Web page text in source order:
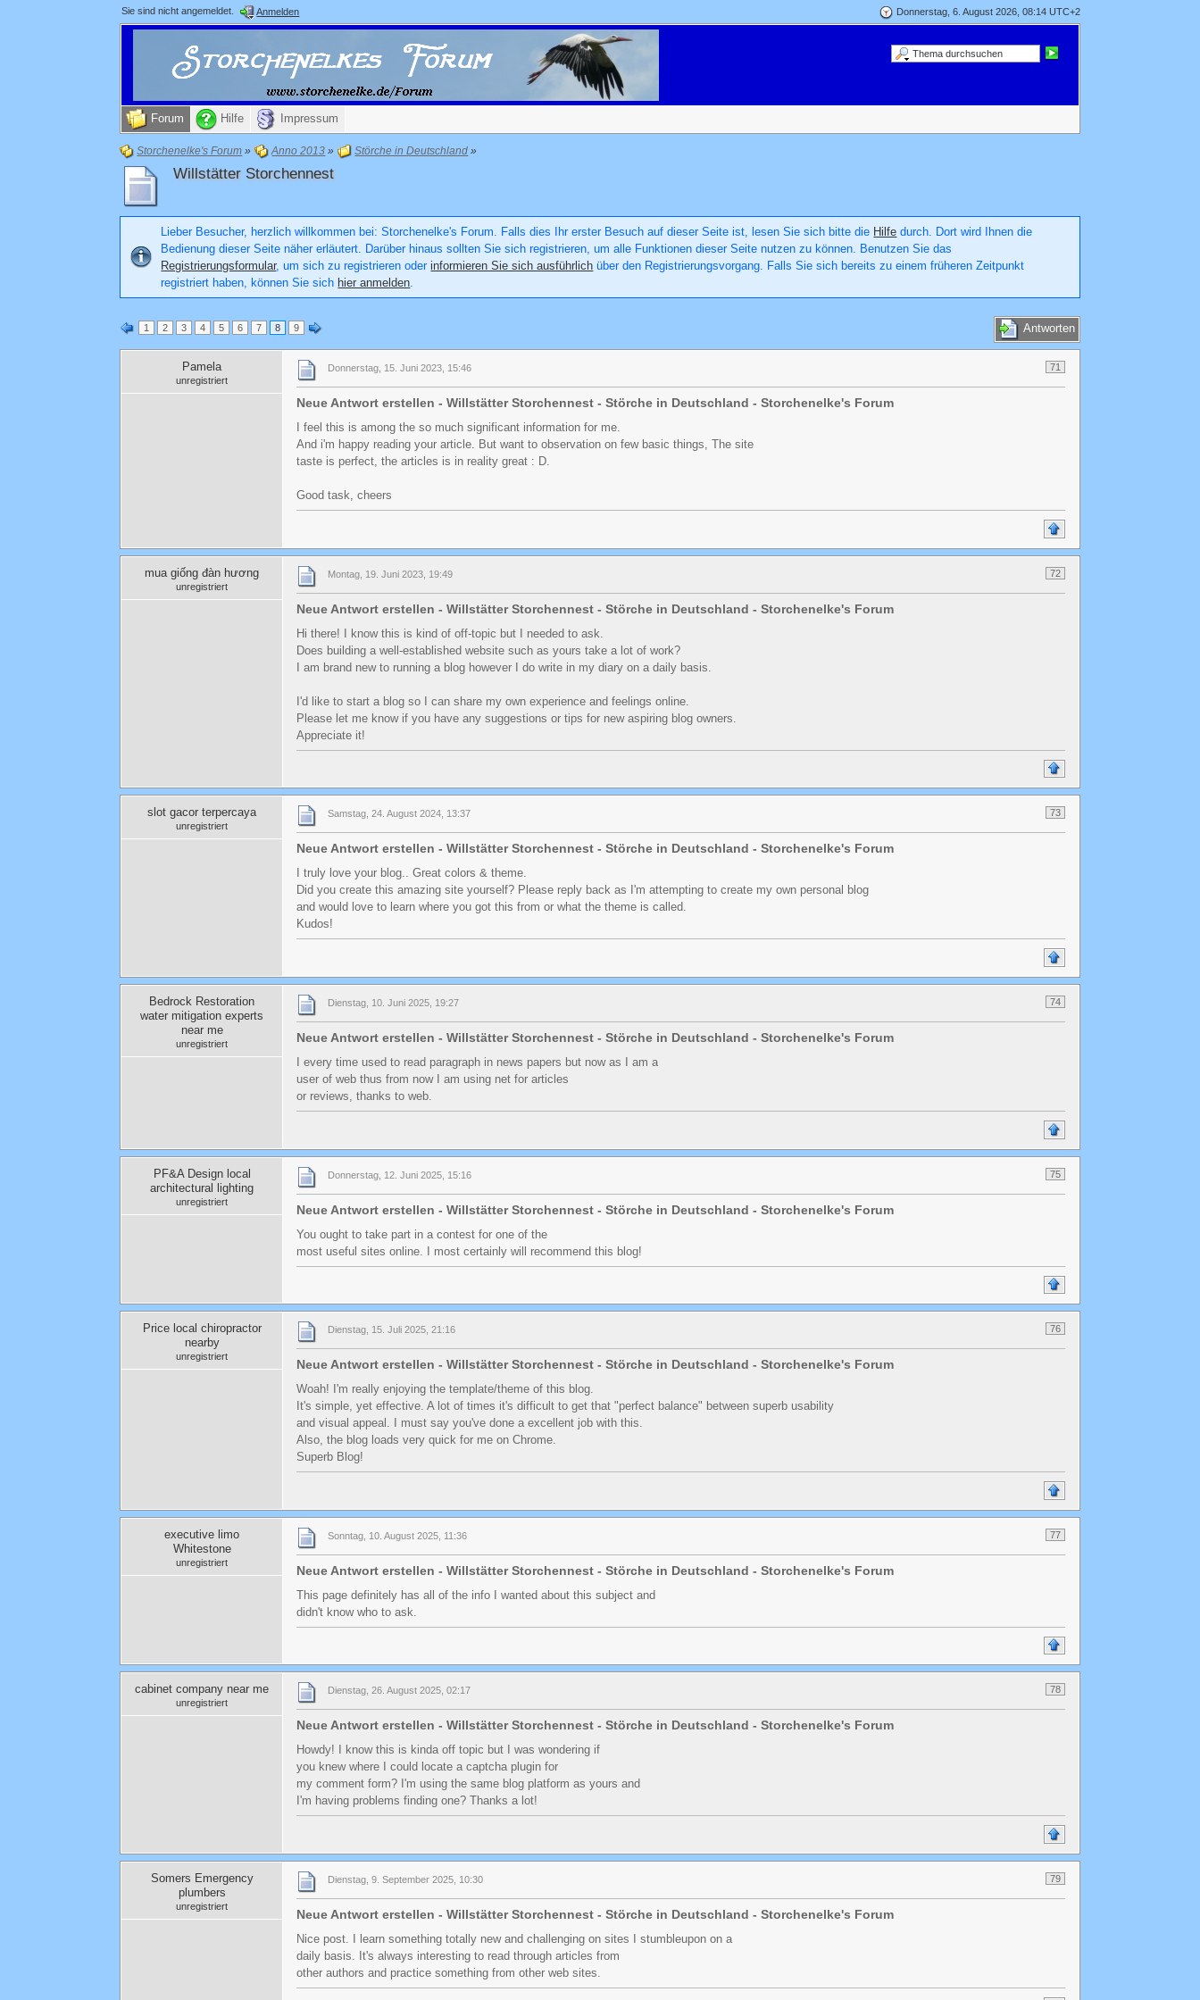
Donnerstag, 6. August 2026, 08:14 UTC+2
Sie sind nicht angemeldet. Anmelden
Forum Hilfe Impressum
Storchenelke's Forum » Anno 2013 » Störche in Deutschland »
Willstätter Storchennest
Lieber Besucher, herzlich willkommen bei: Storchenelke's Forum. Falls dies Ihr erster Besuch auf dieser Seite ist, lesen Sie sich bitte die Hilfe durch. Dort wird Ihnen die
Bedienung dieser Seite näher erläutert. Darüber hinaus sollten Sie sich registrieren, um alle Funktionen dieser Seite nutzen zu können. Benutzen Sie das
Registrierungsformular, um sich zu registrieren oderinformieren Sie sich ausführlich über den Registrierungsvorgang. Falls Sie sich bereits zu einem früheren Zeitpunkt
registriert haben, können Sie sich hier anmelden.
1 2 3 4 5 6 7 8 9 Antworten
Pamela
unregistriert
71
Donnerstag, 15. Juni 2023, 15:46
Neue Antwort erstellen - Willstätter Storchennest - Störche in Deutschland - Storchenelke's Forum
I feel this is among the so much significant information for me.
And i'm happy reading your article. But want to observation on few basic things, The site
taste is perfect, the articles is in reality great : D.
Good task, cheers
mua giống đàn hương
unregistriert
72
Montag, 19. Juni 2023, 19:49
Neue Antwort erstellen - Willstätter Storchennest - Störche in Deutschland - Storchenelke's Forum
Hi there! I know this is kind of off-topic but I needed to ask.
Does building a well-established website such as yours take a lot of work?
I am brand new to running a blog however I do write in my diary on a daily basis.
I'd like to start a blog so I can share my own experience and feelings online.
Please let me know if you have any suggestions or tips for new aspiring blog owners.
Appreciate it!
slot gacor terpercaya
unregistriert
73
Samstag, 24. August 2024, 13:37
Neue Antwort erstellen - Willstätter Storchennest - Störche in Deutschland - Storchenelke's Forum
I truly love your blog.. Great colors & theme.
Did you create this amazing site yourself? Please reply back as I'm attempting to create my own personal blog
and would love to learn where you got this from or what the theme is called.
Kudos!
Bedrock Restoration
water mitigation experts
near me
unregistriert
74
Dienstag, 10. Juni 2025, 19:27
Neue Antwort erstellen - Willstätter Storchennest - Störche in Deutschland - Storchenelke's Forum
I every time used to read paragraph in news papers but now as I am a
user of web thus from now I am using net for articles
or reviews, thanks to web.
PF&A Design local
architectural lighting
unregistriert
75
Donnerstag, 12. Juni 2025, 15:16
Neue Antwort erstellen - Willstätter Storchennest - Störche in Deutschland - Storchenelke's Forum
You ought to take part in a contest for one of the
most useful sites online. I most certainly will recommend this blog!
Price local chiropractor
nearby
unregistriert
76
Dienstag, 15. Juli 2025, 21:16
Neue Antwort erstellen - Willstätter Storchennest - Störche in Deutschland - Storchenelke's Forum
Woah! I'm really enjoying the template/theme of this blog.
It's simple, yet effective. A lot of times it's difficult to get that "perfect balance" between superb usability
and visual appeal. I must say you've done a excellent job with this.
Also, the blog loads very quick for me on Chrome.
Superb Blog!
executive limo
Whitestone
unregistriert
77
Sonntag, 10. August 2025, 11:36
Neue Antwort erstellen - Willstätter Storchennest - Störche in Deutschland - Storchenelke's Forum
This page definitely has all of the info I wanted about this subject and
didn't know who to ask.
cabinet company near me
unregistriert
78
Dienstag, 26. August 2025, 02:17
Neue Antwort erstellen - Willstätter Storchennest - Störche in Deutschland - Storchenelke's Forum
Howdy! I know this is kinda off topic but I was wondering if
you knew where I could locate a captcha plugin for
my comment form? I'm using the same blog platform as yours and
I'm having problems finding one? Thanks a lot!
Somers Emergency
plumbers
unregistriert
79
Dienstag, 9. September 2025, 10:30
Neue Antwort erstellen - Willstätter Storchennest - Störche in Deutschland - Storchenelke's Forum
Nice post. I learn something totally new and challenging on sites I stumbleupon on a
daily basis. It's always interesting to read through articles from
other authors and practice something from other web sites.